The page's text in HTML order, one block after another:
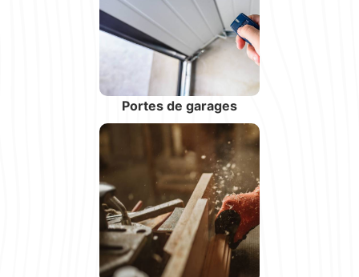
Portes de garages